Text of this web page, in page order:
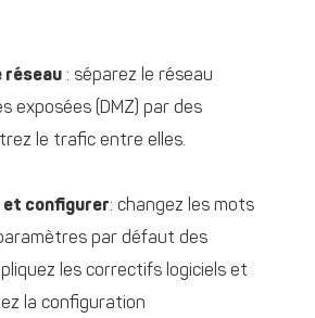
réseau : séparez le réseau
exposées (DMZ) par des
le trafic entre elles.
et configurer: changez les mots
par défaut des
les correctifs logiciels et
la configuration